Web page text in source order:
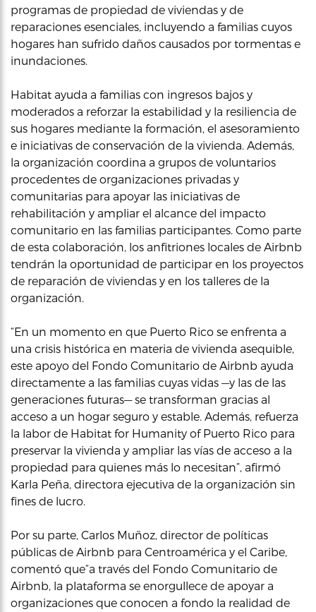
programas de propiedad de viviendas y de
reparaciones esenciales, incluyendo a familias cuyos
hogares han sufrido daños causados por tormentas e
inundaciones.
Habitat ayuda a familias con ingresos bajos y
moderados a reforzar la estabilidad y la resiliencia de
sus hogares mediante la formación, el asesoramiento
e iniciativas de conservación de la vivienda. Además,
la organización coordina a grupos de voluntarios
procedentes de organizaciones privadas y
comunitarias para apoyar las iniciativas de
rehabilitación y ampliar el alcance del impacto
comunitario en las familias participantes. Como parte
de esta colaboración, los anfitriones locales de Airbnb
tendrán la oportunidad de participar en los proyectos
de reparación de viviendas y en los talleres de la
organización.
“En un momento en que Puerto Rico se enfrenta a
una crisis histórica en materia de vivienda asequible,
este apoyo del Fondo Comunitario de Airbnb ayuda
directamente a las familias cuyas vidas —y las de las
generaciones futuras— se transforman gracias al
acceso a un hogar seguro y estable. Además, refuerza
la labor de Habitat for Humanity of Puerto Rico para
preservar la vivienda y ampliar las vías de acceso a la
propiedad para quienes más lo necesitan”, afirmó
Karla Peña, directora ejecutiva de la organización sin
fines de lucro.
Por su parte, Carlos Muñoz, director de políticas
públicas de Airbnb para Centroamérica y el Caribe,
comentó que“a través del Fondo Comunitario de
Airbnb, la plataforma se enorgullece de apoyar a
organizaciones que conocen a fondo la realidad de